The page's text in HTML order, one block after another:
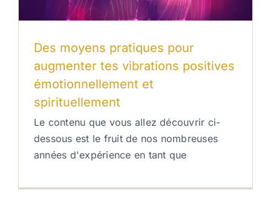
Des moyens pratiques pour
augmenter tes vibrations positives
émotionnellement et
spirituellement
Le contenu que vous allez découvrir ci-
dessous est le fruit de nos nombreuses
années d'expérience en tant que